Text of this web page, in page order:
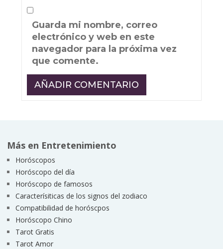
Guarda mi nombre, correo
electrónico y web en este
navegador para la próxima vez
que comente.
Más en Entretenimiento
Horóscopos
Horóscopo del día
Horóscopo de famosos
Caracterísiticas de los signos del zodiaco
Compatibilidad de horóscpos
Horóscopo Chino
Tarot Gratis
Tarot Amor